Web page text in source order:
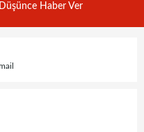
Haber Ver